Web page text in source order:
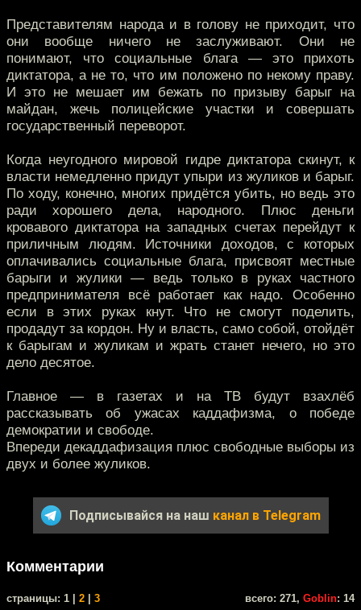
Представителям народа и в голову не приходит, что
они вообще ничего не заслуживают. Они не
понимают, что социальные блага — это прихоть
диктатора, а не то, что им положено по некому праву.
И это не мешает им бежать по призыву барыг на
майдан, жечь полицейские участки и совершать
государственный переворот.
Когда неугодного мировой гидре диктатора скинут, к
власти немедленно придут упыри из жуликов и барыг.
По ходу, конечно, многих придётся убить, но ведь это
ради хорошего дела, народного. Плюс деньги
кровавого диктатора на западных счетах перейдут к
приличным людям. Источники доходов, с которых
оплачивались социальные блага, присвоят местные
барыги и жулики — ведь только в руках частного
предпринимателя всё работает как надо. Особенно
если в этих руках кнут. Что не смогут поделить,
продадут за кордон. Ну и власть, само собой, отойдёт
к барыгам и жуликам и жрать станет нечего, но это
дело десятое.
Главное — в газетах и на ТВ будут взахлёб
рассказывать об ужасах каддафизма, о победе
демократии и свободе.
Впереди декаддафизация плюс свободные выборы из
двух и более жуликов.
Подписывайся на наш канал в Telegram
Комментарии
cтраницы: 1 | 2 3 всего: 271, Goblin: 14